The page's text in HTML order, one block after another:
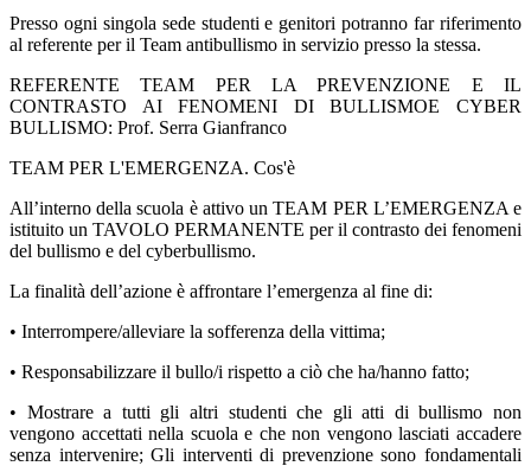
Presso ogni singola sede studenti e genitori potranno far riferimento
al referente per il Team antibullismo in servizio presso la stessa.
REFERENTE TEAM PER LA PREVENZIONE E IL
CONTRASTO AI FENOMENI DI BULLISMOE CYBER
BULLISMO: Prof. Serra Gianfranco
TEAM PER L'EMERGENZA. Cos'è
All’interno della scuola è attivo un TEAM PER L’EMERGENZA e
istituito un TAVOLO PERMANENTE per il contrasto dei fenomeni
del bullismo e del cyberbullismo.
La finalità dell’azione è affrontare l’emergenza al fine di:
• Interrompere/alleviare la sofferenza della vittima;
• Responsabilizzare il bullo/i rispetto a ciò che ha/hanno fatto;
• Mostrare a tutti gli altri studenti che gli atti di bullismo non
vengono accettati nella scuola e che non vengono lasciati accadere
senza intervenire; Gli interventi di prevenzione sono fondamentali